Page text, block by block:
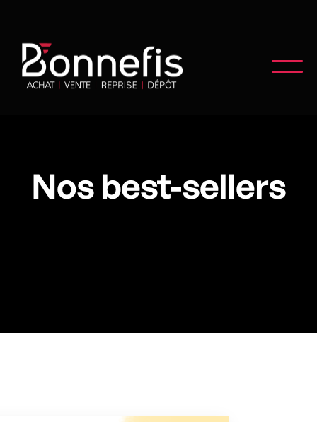
Nos best-sellers